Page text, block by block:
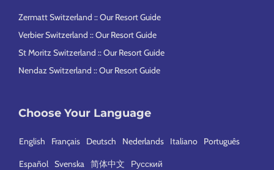
Zermatt Switzerland :: Our Resort Guide
Verbier Switzerland :: Our Resort Guide
St Moritz Switzerland :: Our Resort Guide
Nendaz Switzerland :: Our Resort Guide
Choose Your Language
English Français Deutsch Nederlands Italiano Português
Español Svenska 简体中文 Русский